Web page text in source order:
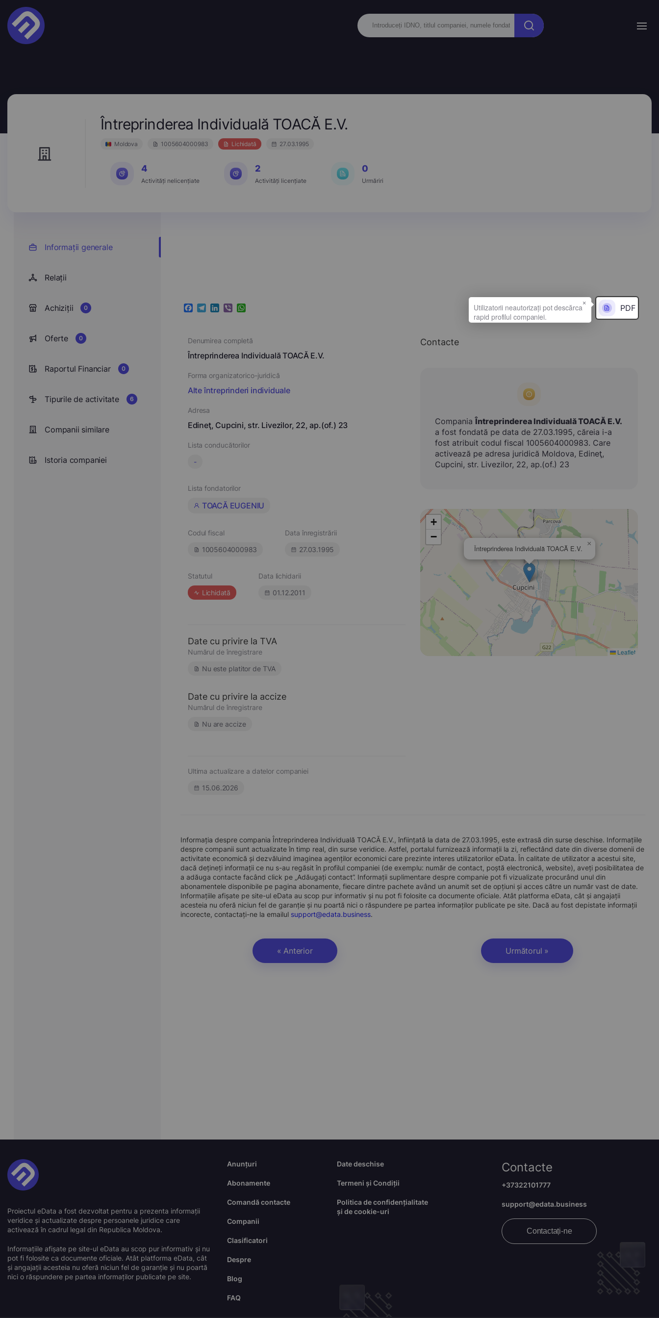
Întreprinderea Individuală TOACĂ E.V.
Moldova 1005604000983 Lichidată 27.03.1995
4
Activități nelicențiate
2
Activități licențiate
0
Urmăriri
Informații generale
Relații
Achiziții 0
Oferte 0
Raportul Financiar 0
Tipurile de activitate 6
Companii similare
Istoria companiei
Facebook
Telegram
LinkedIn
ViberWhatsApp PDF
Denumirea completă
Întreprinderea Individuală TOACĂ E.V.
Forma organizatorico-juridică
Alte întreprinderi individuale
Adresa
Edineţ, Cupcini, str. Livezilor, 22, ap.(of.) 23
Lista conducătorilor
-
Lista fondatorilor
TOACĂ EUGENIU
Codul fiscal
1005604000983
Data înregistrării
27.03.1995
Statutul
Lichidată
Data lichidarii
01.12.2011
Date cu privire la TVA
Numărul de înregistrare
Nu este platitor de TVA
Date cu privire la accize
Numărul de înregistrare
Nu are accize
Ultima actualizare a datelor companiei
15.06.2026
Contacte
CompaniaÎntreprinderea Individuală TOACĂ E.V.
a fost fondată pe data de 27.03.1995, căreia i-a
fost atribuit codul fiscal 1005604000983. Care
activează pe adresa juridică Moldova, Edineţ,
Cupcini, str. Livezilor, 22, ap.(of.) 23
Întreprinderea Individuală TOACĂ E.V.
×
+
−
Leaflet
Informația despre compania Întreprinderea Individuală TOACĂ E.V., înființată la data de 27.03.1995, este extrasă din surse deschise. Informațiile
despre companii sunt actualizate în timp real, din surse veridice. Astfel, portalul furnizează informații la zi, reflectând date din diverse domenii de
activitate economică și dezvăluind imaginea agenților economici care prezinte interes utilizatorilor eData. În calitate de utilizator a acestui site,
dacă dețineți informații ce nu s-au regăsit în profilul companiei (de exemplu: număr de contact, poștă electronică, website), aveți posibilitatea de
a adăuga contacte facând click pe „Adăugați contact”. Informații suplimentare despre companie pot fi vizualizate procurând unul din
abonamentele disponibile pe pagina abonamente, fiecare dintre pachete având un anumit set de opțiuni și acces către un număr vast de date.
Informațiile afișate pe site-ul eData au scop pur informativ și nu pot fi folosite ca documente oficiale. Atât platforma eData, cât și angajații
acesteia nu oferă niciun fel de garanție și nu poartă nici o răspundere pe partea informaților publicate pe site. Dacă au fost depistate informații
incorecte, contactați-ne la emailul support@edata.business.
« Anterior Următorul »
Proiectul eData a fost dezvoltat pentru a prezenta informații
veridice și actualizate despre persoanele juridice care
activează în cadrul legal din Republica Moldova.
Informațiile afișate pe site-ul eData au scop pur informativ și nu
pot fi folosite ca documente oficiale. Atât platforma eData, cât
și angajații acesteia nu oferă niciun fel de garanție și nu poartă
nici o răspundere pe partea informaților publicate pe site.
Anunțuri
Abonamente
Comandă contacte
Companii
Clasificatori
Despre
Blog
FAQ
Date deschise
Termeni și Condiții
Politica de confidențialitate
și de cookie-uri
Contacte
+37322101777
support@edata.business
Contactați-ne
×